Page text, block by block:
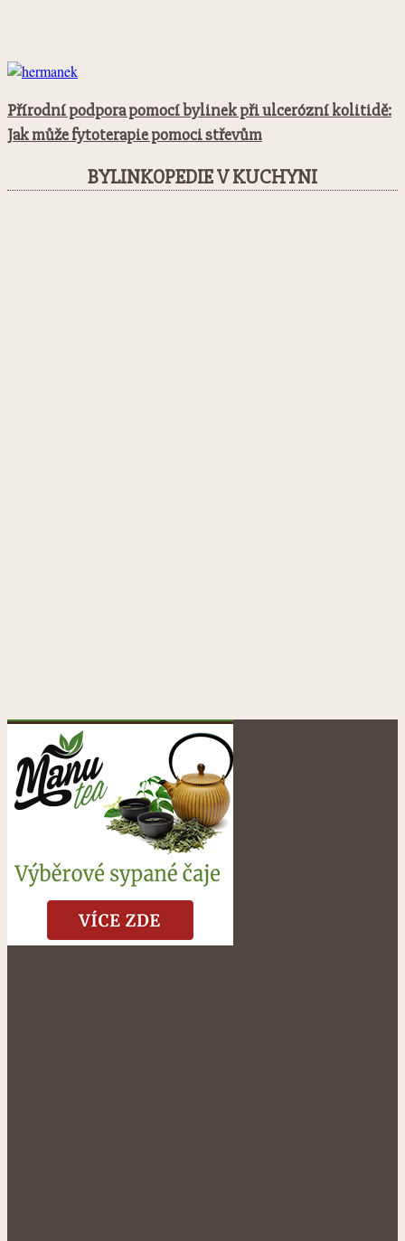
Přírodní podpora pomocí bylinek při ulcerózní kolitidě:
Jak může fytoterapie pomoci střevům
BYLINKOPEDIE V KUCHYNI